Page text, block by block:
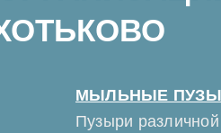
МЫЛЬНЫЕ
Пузыри